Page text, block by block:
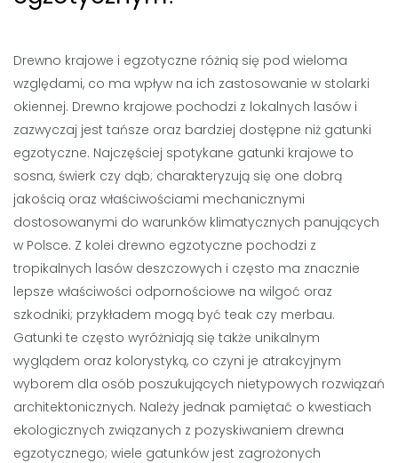
Drewno krajowe i egzotyczne różnią się pod wieloma
względami, co ma wpływ na ich zastosowanie w stolarki
okiennej. Drewno krajowe pochodzi z lokalnych lasów i
zazwyczaj jest tańsze oraz bardziej dostępne niż gatunki
egzotyczne. Najczęściej spotykane gatunki krajowe to
sosna, świerk czy dąb; charakteryzują się one dobrą
jakością oraz właściwościami mechanicznymi
dostosowanymi do warunków klimatycznych panujących
w Polsce. Z kolei drewno egzotyczne pochodzi z
tropikalnych lasów deszczowych i często ma znacznie
lepsze właściwości odpornościowe na wilgoć oraz
szkodniki; przykładem mogą być teak czy merbau.
Gatunki te często wyróżniają się także unikalnym
wyglądem oraz kolorystyką, co czyni je atrakcyjnym
wyborem dla osób poszukujących nietypowych rozwiązań
architektonicznych. Należy jednak pamiętać o kwestiach
ekologicznych związanych z pozyskiwaniem drewna
egzotycznego; wiele gatunków jest zagrożonych